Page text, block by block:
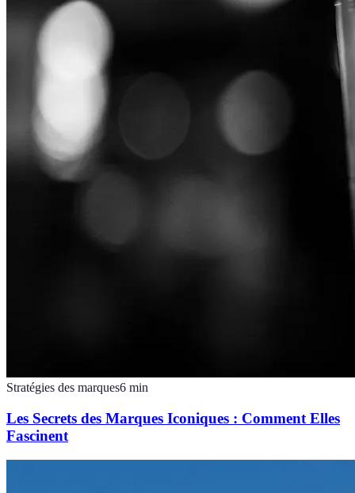
Stratégies des marques6 min
Les Secrets des Marques Iconiques : Comment Elles
Fascinent